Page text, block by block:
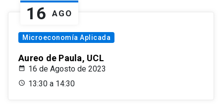
16 AGO
Microeconomía Aplicada
Aureo de Paula, UCL
16 de Agosto de 2023
13:30 a 14:30